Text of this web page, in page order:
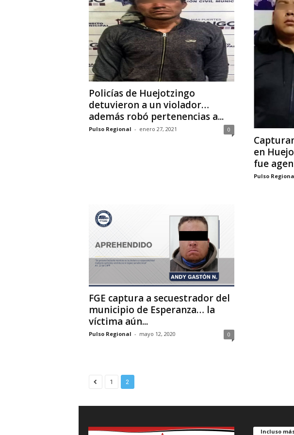
Policías de Huejotzingo
detuvieron a un violador…
además robó pertenencias a...
Pulso Regional - enero 27, 2021 0
en
fue
Pulso
FGE captura a secuestrador del
municipio de Esperanza… la
víctima aún...
Pulso Regional - mayo 12, 2020 0
1 2
Incluso